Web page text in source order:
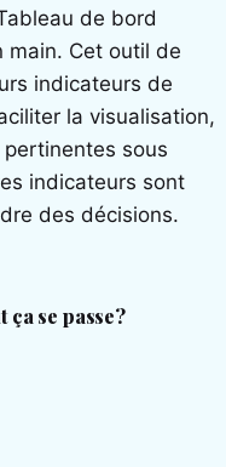
de bord
main. Cet outil de
indicateurs de
la visualisation,
sous
indicateurs sont
des décisions.
ça se passe?